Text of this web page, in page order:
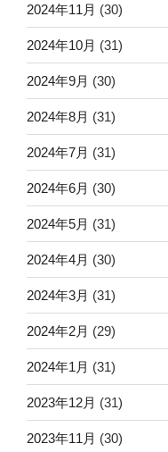
2024年11月 (30)
2024年10月 (31)
2024年9月 (30)
2024年8月 (31)
2024年7月 (31)
2024年6月 (30)
2024年5月 (31)
2024年4月 (30)
2024年3月 (31)
2024年2月 (29)
2024年1月 (31)
2023年12月 (31)
2023年11月 (30)